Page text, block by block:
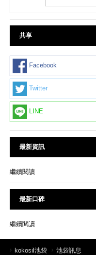
共享
Facebook
Twitter
LINE
最新資訊
繼續閱讀
最新口碑
繼續閱讀
kokosil池袋 池袋訊息